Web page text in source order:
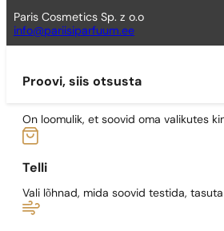
Paris Cosmetics Sp. z o.o
info@pariisiparfuum.ee
Proovi, siis otsusta
On loomulik, et soovid oma valikutes
Telli
Vali lõhnad, mida soovid testida,